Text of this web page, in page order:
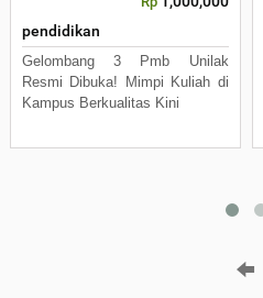
pendidikan
Gelombang 3 Pmb Unilak
Resmi Dibuka! Mimpi Kuliah di
Kampus Berkualitas Kini